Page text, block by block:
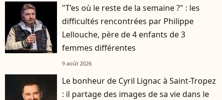
"T’es où le reste de la semaine ?" : les
difficultés rencontrées par Philippe
Lellouche, père de 4 enfants de 3
femmes différentes
9 août 2026
Le bonheur de Cyril Lignac à Saint-Tropez
: il partage des images de sa vie dans le